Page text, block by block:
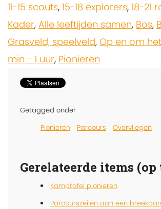
11-15 scouts, 15-18 explorers, 18-21
Kader, Alle leeftijden samen, Bos,
Grasveld, speelveld, Op en om
min - 1 uur, Pionieren
Getagged onder
Pionieren
Parcours Overvliegen
Gerelateerde items (op
Kamptafel pionieren
Parcourszeilen aan een